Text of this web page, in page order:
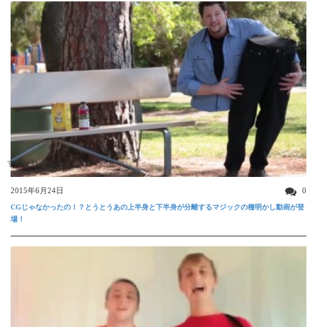
すごい動画
2015年6月24日 0
CGじゃなかったの！？とうとうあの上半身と下半身が分離するマジックの種明かし動画が登
場！